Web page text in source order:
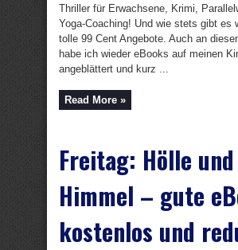
Thriller für Erwachsene, Krimi,
Yoga-Coaching! Und wie stets gibt es
tolle 99 Cent Angebote. Auch an
habe ich wieder eBooks auf meinen
angeblättert und kurz ...
Read More »
Freitag: Hölle und
Himmel – gute
kostenlos und